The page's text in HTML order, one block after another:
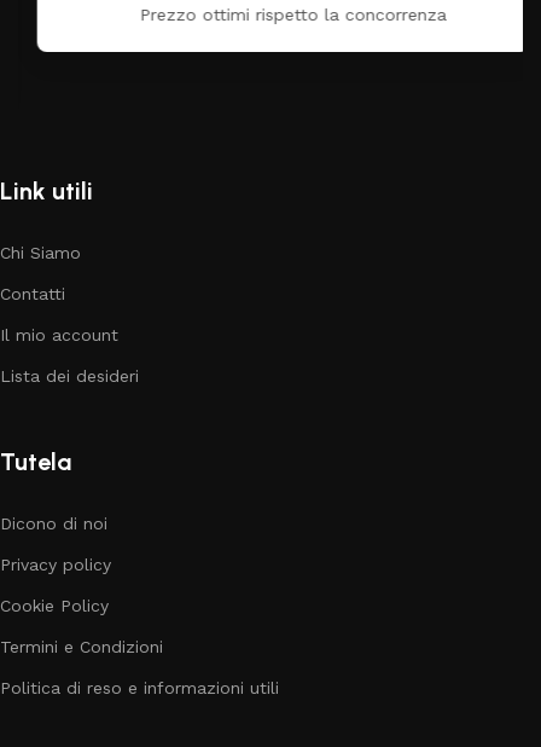
Prezzo ottimi rispetto la concorrenza
Link utili
Chi Siamo
Contatti
Il mio account
Lista dei desideri
Tutela
Dicono di noi
Privacy policy
Cookie Policy
Termini e Condizioni
Politica di reso e informazioni utili